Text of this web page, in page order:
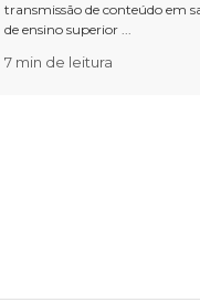
transmissão de conteúdo em
de ensino superior ...
7 min de leitura